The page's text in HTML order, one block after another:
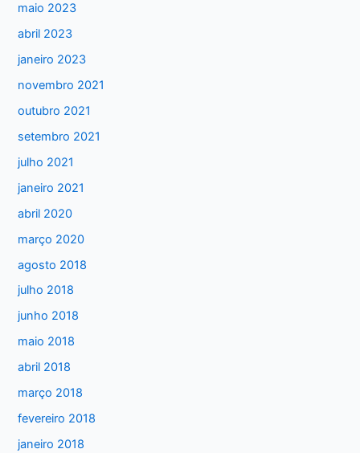
p
o
r
:
maio 2023
abril 2023
janeiro 2023
novembro 2021
outubro 2021
setembro 2021
julho 2021
janeiro 2021
abril 2020
março 2020
agosto 2018
julho 2018
junho 2018
maio 2018
abril 2018
março 2018
fevereiro 2018
janeiro 2018